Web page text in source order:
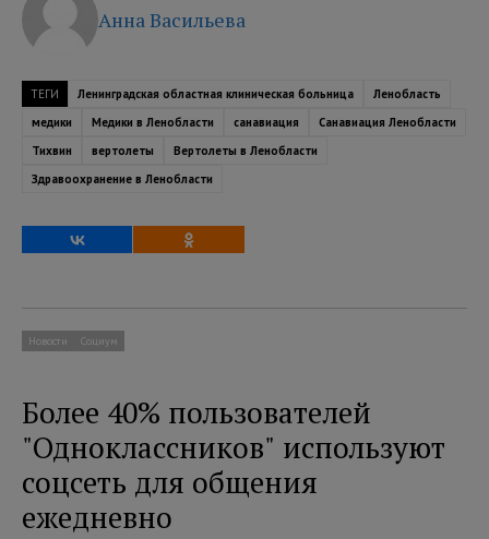
Анна Васильева
ТЕГИ Ленинградская областная клиническая больница
Ленобласть
медики
Медики в Ленобласти санавиация
Санавиация Ленобласти
Тихвин
вертолеты
Вертолеты в Ленобласти
Здравоохранение в Ленобласти
Новости Социум
Более 40% пользователей
"Одноклассников" используют
соцсеть для общения
ежедневно